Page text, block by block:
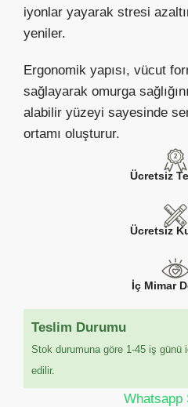
iyonlar yayarak stresi
yeniler.
Ergonomik yapısı, vücut
sağlayarak omurga
alabilir yüzeyi sayesinde
ortamı oluşturur.
Ücretsiz
Ücretsiz
İç Mimar
Teslim Durumu
Stok durumuna göre 1-45 iş günü
edilir.
Whatsapp